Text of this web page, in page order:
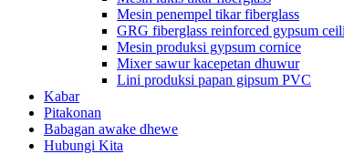
Mesin penempel tikar fiberglass
GRG fiberglass reinforced gypsum
Mesin produksi gypsum cornice
Mixer sawur kacepetan dhuwur
Lini produksi papan gipsum PVC
Kabar
Pitakonan
Babagan awake dhewe
Hubungi Kita